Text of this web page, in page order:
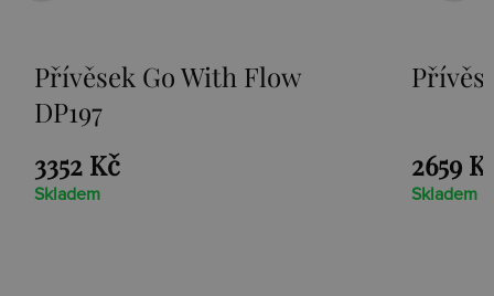
Přívěsek Paradise DP230
2659 Kč
Skladem